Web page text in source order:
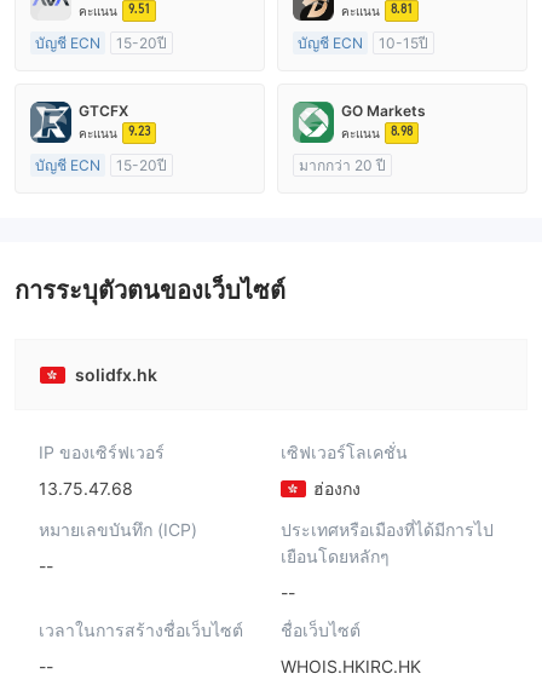
คะแนน 9.51
บัญชี ECN
15-20ปี
ใบอนุญาต MT4 แบบเต็ม
คะแนน 8.81
บัญชี ECN
10-15ปี
ใบอนุญาต MT4 แบบเต็ม
GTCFX
คะแนน 9.23
บัญชี ECN
15-20ปี
GO Markets
คะแนน 8.98
มากกว่า 20 ปี
การระบุตัวตนของเว็บไซต์
solidfx.hk
IP ของเซิร์ฟเวอร์
13.75.47.68
เซิฟเวอร์โลเคชั่น
ฮ่องกง
หมายเลขบันทึก (ICP)
--
ประเทศหรือเมืองที่ได้มีการไป
เยือนโดยหลักๆ
--
เวลาในการสร้างชื่อเว็บไซต์
--
ชื่อเว็บไซต์
WHOIS.HKIRC.HK